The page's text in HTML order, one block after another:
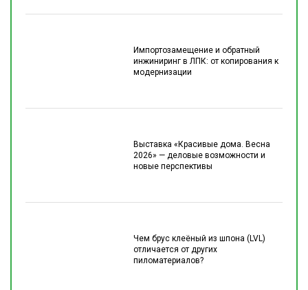
Импортозамещение и обратный
инжиниринг в ЛПК: от копирования к
модернизации
Выставка «Красивые дома. Весна
2026» — деловые возможности и
новые перспективы
Чем брус клеёный из шпона (LVL)
отличается от других
пиломатериалов?